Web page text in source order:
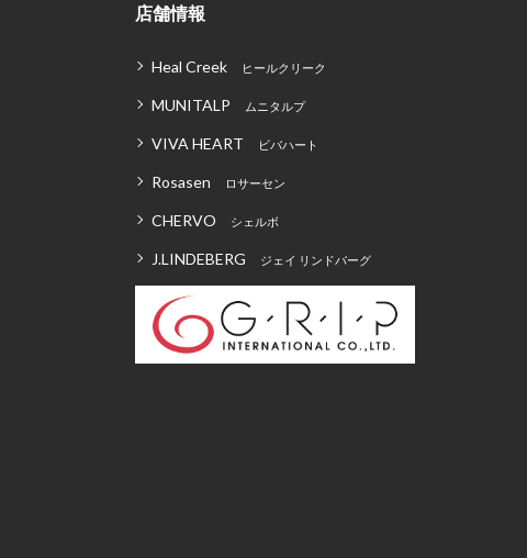
店舗情報
Heal Creek ヒールクリーク
MUNITALP ムニタルプ
VIVA HEART ビバハート
Rosasen ロサーセン
CHERVO シェルボ
J.LINDEBERG ジェイ リンドバーグ